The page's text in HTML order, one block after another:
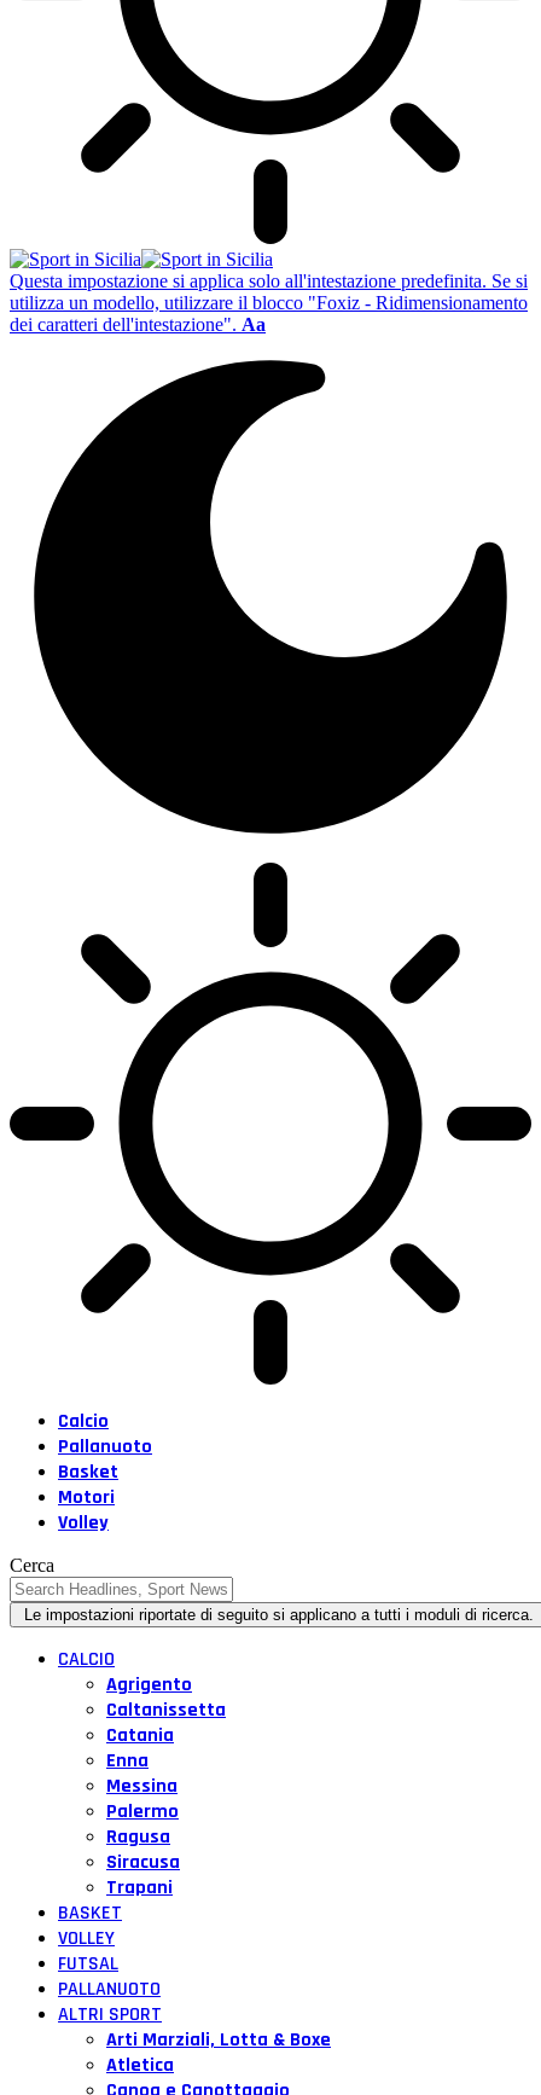
Questa impostazione si applica solo all'intestazione predefinita. Se si
utilizza un modello, utilizzare il blocco "Foxiz - Ridimensionamento
dei caratteri dell'intestazione". Aa
Calcio
Pallanuoto
Basket
Motori
Volley
Cerca
CALCIO
Agrigento
Caltanissetta
Catania
Enna
Messina
Palermo
Ragusa
Siracusa
Trapani
BASKET
VOLLEY
FUTSAL
PALLANUOTO
ALTRI SPORT
Arti Marziali, Lotta & Boxe
Atletica